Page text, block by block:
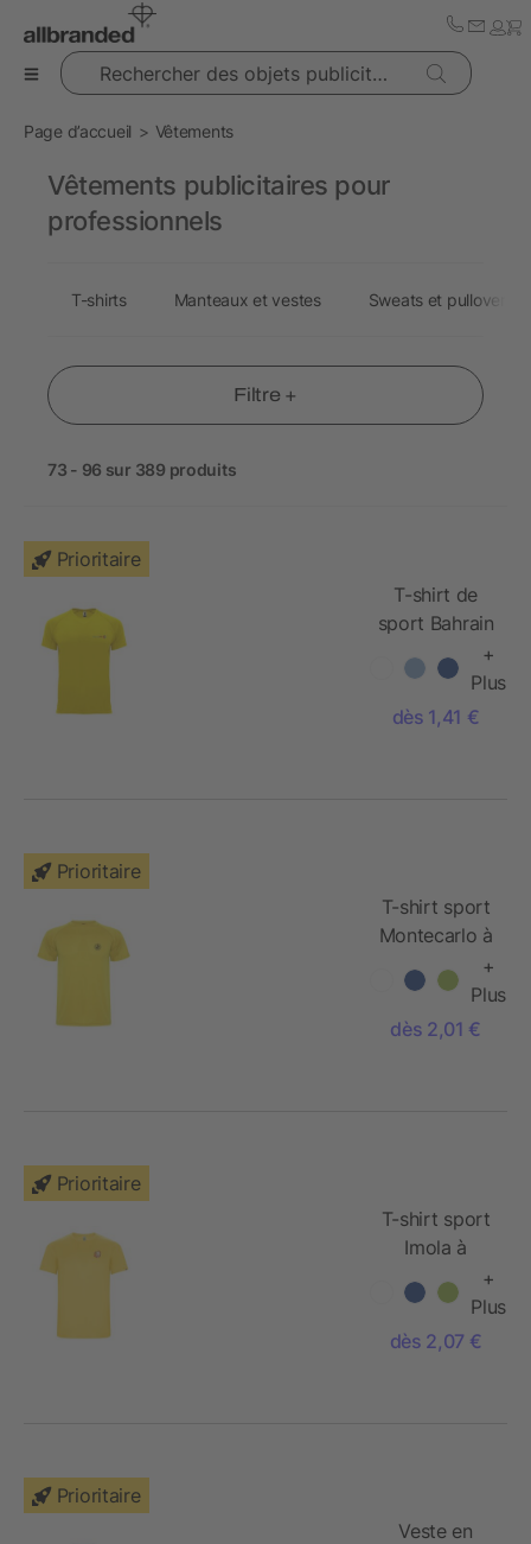
Rechercher des objets publicitaires
Page d’accueil Vêtements
Filtre +
73 - 96 sur 389 produits
Prioritaire
T-shirt de
sport Bahrain
courtes pour
enfant
+
Plus
dès 1,41 €
Prioritaire
T-shirt sport
Montecarlo à
courtes pour
enfant
+
Plus
dès 2,01 €
Prioritaire
T-shirt sport
Imola à
courtes pour
enfant
+
Plus
dès 2,07 €
Prioritaire
Veste en
Vêtements publicitaires pour
professionnels
T-shirts Manteaux et vestes Sweats et pullovers